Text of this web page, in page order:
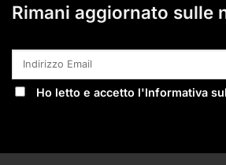
Rimani aggiornato sulle
Ho letto e accetto l'Informativa